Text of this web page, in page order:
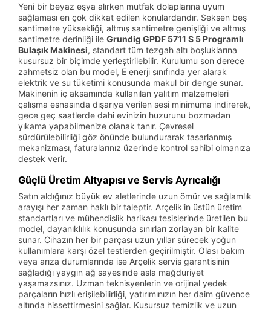
Yeni bir beyaz eşya alırken mutfak dolaplarına uyum
sağlaması en çok dikkat edilen konulardandır. Seksen beş
santimetre yüksekliği, altmış santimetre genişliği ve altmış
santimetre derinliği ile Grundig GPDF 5711 S 5 Programlı
Bulaşık Makinesi, standart tüm tezgah altı boşluklarına
kusursuz bir biçimde yerleştirilebilir. Kurulumu son derece
zahmetsiz olan bu model, E enerji sınıfında yer alarak
elektrik ve su tüketimi konusunda makul bir denge sunar.
Makinenin iç aksamında kullanılan yalıtım malzemeleri
çalışma esnasında dışarıya verilen sesi minimuma indirerek,
gece geç saatlerde dahi evinizin huzurunu bozmadan
yıkama yapabilmenize olanak tanır. Çevresel
sürdürülebilirliği göz önünde bulundurarak tasarlanmış
mekanizması, faturalarınız üzerinde kontrol sahibi olmanıza
destek verir.
Güçlü Üretim Altyapısı ve Servis Ayrıcalığı
Satın aldığınız büyük ev aletlerinde uzun ömür ve sağlamlık
arayışı her zaman haklı bir taleptir. Arçelik'in üstün üretim
standartları ve mühendislik harikası tesislerinde üretilen bu
model, dayanıklılık konusunda sınırları zorlayan bir kalite
sunar. Cihazın her bir parçası uzun yıllar sürecek yoğun
kullanımlara karşı özel testlerden geçirilmiştir. Olası bakım
veya arıza durumlarında ise Arçelik servis garantisinin
sağladığı yaygın ağ sayesinde asla mağduriyet
yaşamazsınız. Uzman teknisyenlerin ve orijinal yedek
parçaların hızlı erişilebilirliği, yatırımınızın her daim güvence
altında hissettirmesini sağlar. Kusursuz temizlik ve uzun